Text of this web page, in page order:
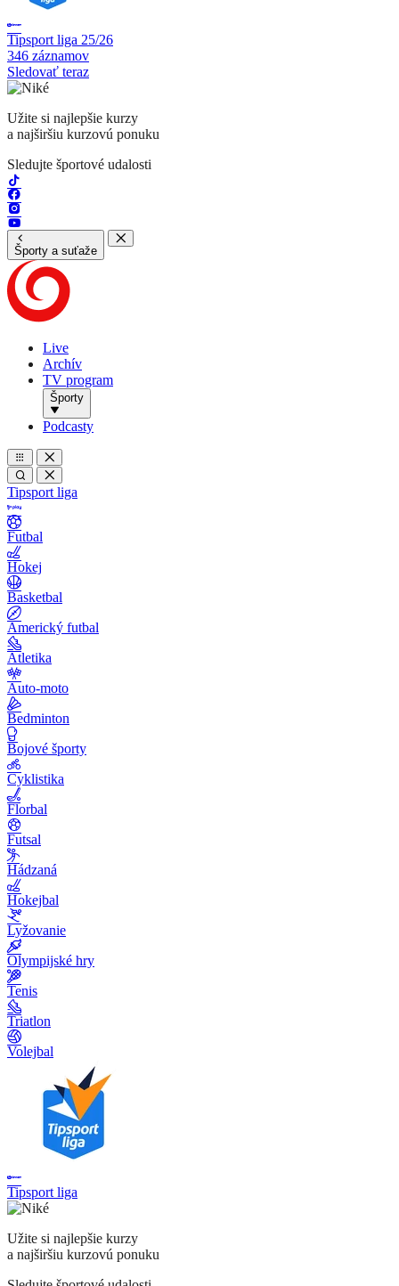
Tipsport liga 25/26
346 záznamov
Sledovať teraz
Užite si najlepšie kurzy
a najširšiu kurzovú ponuku
Sledujte športové udalosti
Športy a suťaže
Live
Archív
TV program
Športy
Podcasty
Tipsport liga
Futbal
Hokej
Basketbal
Americký futbal
Atletika
Auto-moto
Bedminton
Bojové športy
Cyklistika
Florbal
Futsal
Hádzaná
Hokejbal
Lyžovanie
Olympijské hry
Tenis
Triatlon
Volejbal
Tipsport liga
Užite si najlepšie kurzy
a najširšiu kurzovú ponuku